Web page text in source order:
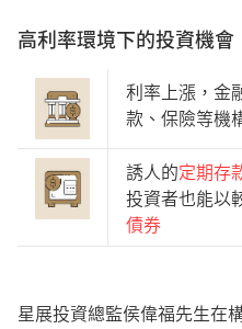
高利率環境下的投資機會
利率上漲，金
款、保險等機
誘人的定期存
投資者也能以
債券
星展投資總監侯偉福先生在